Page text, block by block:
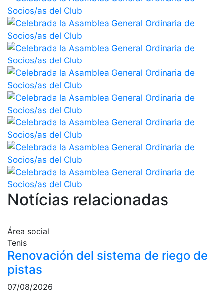
Histórico del
Campeonato
Social
Fotos
Normativa
Pádel
Escuela de
Pádel
Campeonato
Social de Pádel
Cuadros de
juego
Cuadro
d'Honor
Histórico del
Otros deportes
Área social
Notícias relacionadas
Área social
Tenis
Renovación del sistema de riego de
pistas
07/08/2026